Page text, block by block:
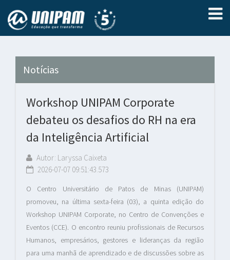
Notícias
Workshop UNIPAM Corporate
debateu os desafios do RH na era
da Inteligência Artificial
Autor: Laryssa Caixeta
2026-07-07 09:51:43.573
O Centro Universitário de Patos de Minas (UNIPAM)
promoveu, na última sexta-feira (03), a quinta edição do
Workshop UNIPAM Corporate, no Centro de Convenções e
Eventos (CCE). O encontro reuniu profissionais de Recursos
Humanos, empresários, gestores e lideranças da região
para uma manhã de aprendizado e de discussões sobre as